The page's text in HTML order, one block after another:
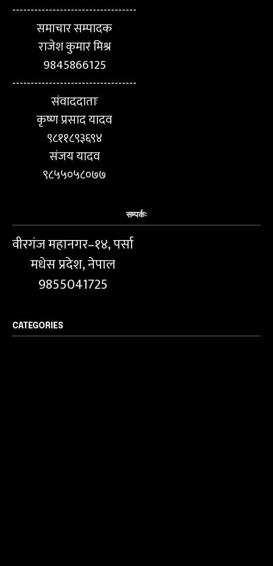
----------------------------------
समाचार सम्पादक
राजेश कुमार मिश्र
9845866125
----------------------------------
संवाददाताः
कृष्ण प्रसाद यादव
९८११८९३६९४
संजय यादव
९८५५०५८०७७
सम्पर्कः
वीरगंज महानगर–१४, पर्सा
मधेस प्रदेश, नेपाल
9855041725
CATEGORIES